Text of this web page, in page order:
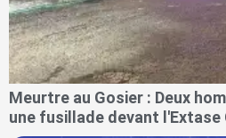
Meurtre au Gosier : Deux
une fusillade devant l'Extase